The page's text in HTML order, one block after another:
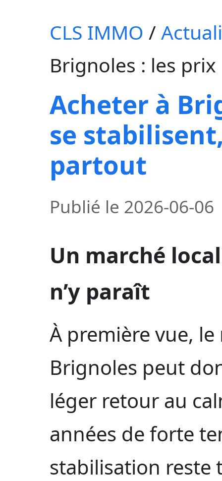
CLS IMMO /
Brignoles : les
Acheter à
se
partout
Publié le 2026-06-06
Un marché
n’y paraît
À première vue,
Brignoles peut
léger retour au
années de forte
stabilisation reste